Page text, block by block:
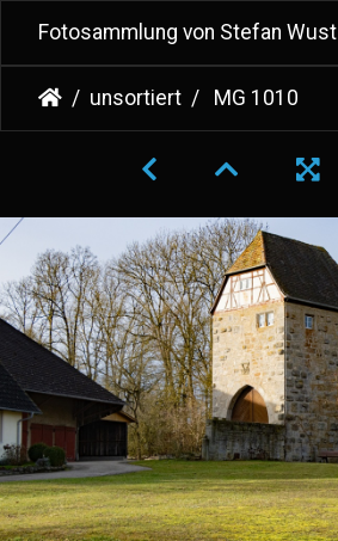
Fotosammlung von Stefan Wust
unsortiert MG 1010